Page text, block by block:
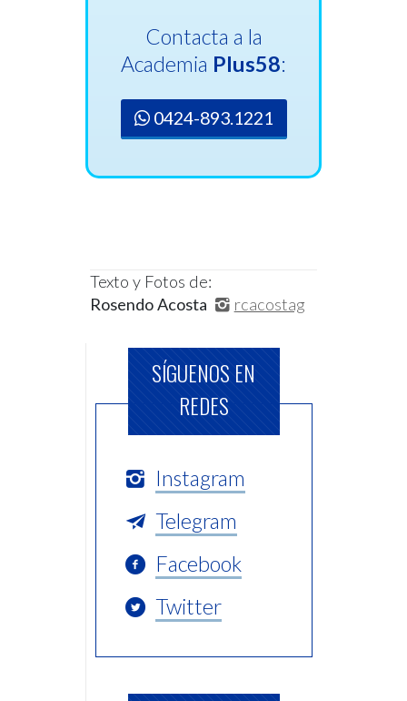
Contacta a la
Academia Plus58:
0424-893.1221
Texto y Fotos de:
Rosendo Acosta
rcacostag
SÍGUENOS EN
REDES
Instagram
Telegram
Facebook
Twitter